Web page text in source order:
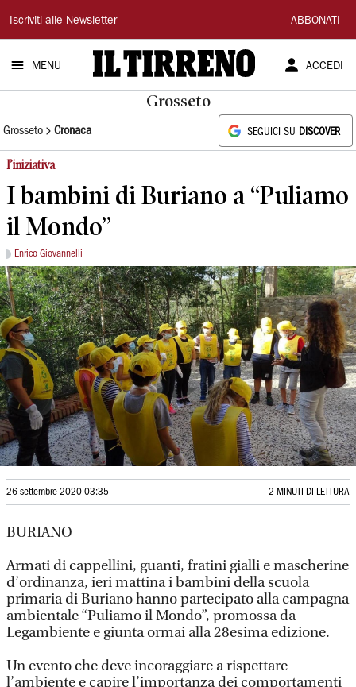
Il
Tirreno
Iscriviti alle Newsletter ABBONATI
MENU ACCEDI
Grosseto
Grosseto Cronaca SEGUICI SU DISCOVER
l’iniziativa
I bambini di Buriano a “Puliamo
il Mondo”
Enrico Giovannelli
26 settembre 2020 03:35 2 MINUTI DI LETTURA
BURIANO
Armati di cappellini, guanti, fratini gialli e mascherine
d’ordinanza, ieri mattina i bambini della scuola
primaria di Buriano hanno partecipato alla campagna
ambientale “Puliamo il Mondo”, promossa da
Legambiente e giunta ormai alla 28esima edizione.
Un evento che deve incoraggiare a rispettare
l’ambiente e capire l’importanza dei comportamenti